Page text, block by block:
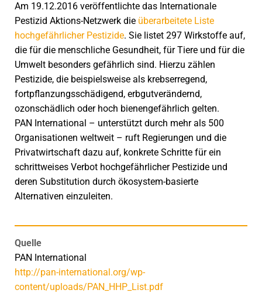
Am 19.12.2016 veröffentlichte das Internationale
Pestizid Aktions-Netzwerk die überarbeitete Liste
hochgefährlicher Pestizide. Sie listet 297 Wirkstoffe auf,
die für die menschliche Gesundheit, für Tiere und für die
Umwelt besonders gefährlich sind. Hierzu zählen
Pestizide, die beispielsweise als krebserregend,
fortpflanzungsschädigend, erbgutverändernd,
ozonschädlich oder hoch bienengefährlich gelten.
PAN International – unterstützt durch mehr als 500
Organisationen weltweit – ruft Regierungen und die
Privatwirtschaft dazu auf, konkrete Schritte für ein
schrittweises Verbot hochgefährlicher Pestizide und
deren Substitution durch ökosystem-basierte
Alternativen einzuleiten.
Quelle
PAN International
http://pan-international.org/wp-
content/uploads/PAN_HHP_List.pdf